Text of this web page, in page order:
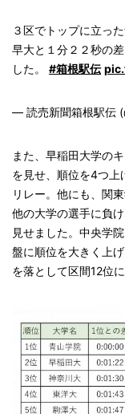
３区でトップに立っ
早大と１分２２秒の
した。 #箱根駅伝
— 読売新聞箱根駅伝
また、早稲田大学の
を見せ、順位を4つ上
リレー。他にも、関
他の大学の選手に負
見せました。中央学
盤に順位を大きく上
を落として区間12位